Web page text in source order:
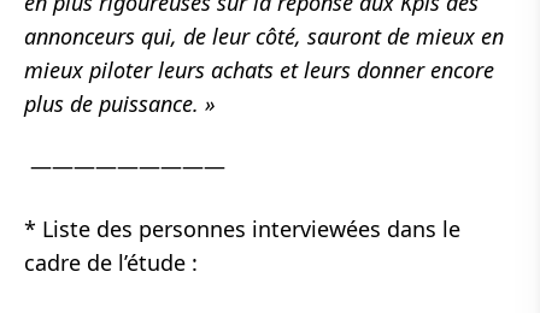
annonceurs qui, de leur côté, sauront de mieux en
mieux piloter leurs achats et leurs donner encore
plus de puissance. »
—————————
* Liste des personnes interviewées dans le
cadre de l’étude :